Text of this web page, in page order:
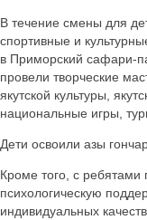
В течение смены для
спортивные и
в Приморский сафари-
провели творческие
якутской культуры,
национальные игры,
Дети освоили азы
Кроме того, с
психологическую
индивидуальных качеств.